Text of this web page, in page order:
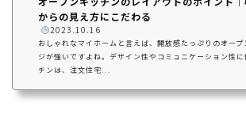
からの見え方にこだわる
2023.10.16
おしゃれなマイホームと言えば、開放感たっぷりのオープ
ジが強いですよね。デザイン性やコミュニケーション性に
チンは、注文住宅...